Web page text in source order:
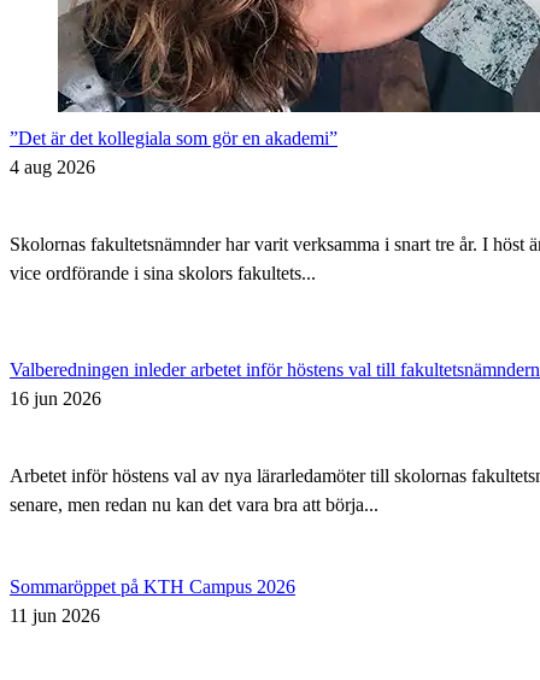
”Det är det kollegiala som gör en akademi”
4 aug 2026
Skolornas fakultetsnämnder har varit verksamma i snart tre år. I
vice ordförande i sina skolors fakultets...
Valberedningen inleder arbetet inför höstens val till
16 jun 2026
Arbetet inför höstens val av nya lärarledamöter till skolornas
senare, men redan nu kan det vara bra att börja...
Sommaröppet på KTH Campus 2026
11 jun 2026